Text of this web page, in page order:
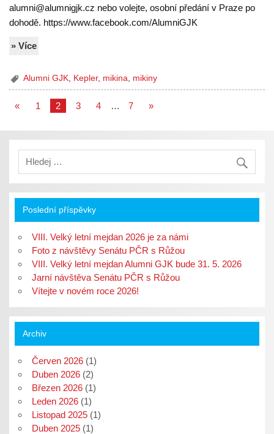
alumni@alumnigjk.cz nebo volejte, osobní předání v Praze po
dohodě. https://www.facebook.com/AlumniGJK
» Více
Alumni GJK Kepler, mikina mikiny
« 1 2 3 4 … 7 »
Poslední příspěvky
VIII. Velký letní mejdan 2026 je za námi
Foto z návštěvy Senátu PČR s Růžou
VIII. Velký letní mejdan Alumni GJK bude 31. 5. 2026
Jarní návštěva Senátu PČR s Růžou
Vítejte v novém roce 2026!
Archiv
Červen 2026(1)
Duben 2026(2)
Březen 2026(1)
Leden 2026(1)
Listopad 2025(1)
Duben 2025(1)